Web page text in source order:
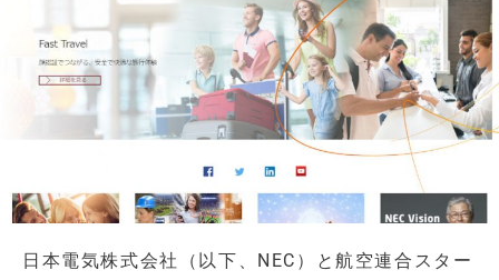
日本電気株式会社（以下、NEC）と航空連合スター